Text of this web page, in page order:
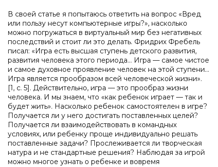
В своей статье я попытаюсь ответить на вопрос «Вред
или пользу несут компьютерные игры?», насколько
можно погружаться в виртуальный мир без негативных
последствий и стоит ли это делать. Фридрих Фребель
писал: «Игра есть высшая ступень детского развития,
развития человека этого периода… Игра — самое чистое
и самое духовное проявление человек на этой ступени…
Игра является прообразом всей человеческой жизни».
[1, c. 5]. Действительно, игра — это прообраз жизни
человека. И мы знаем, что «как ребенок играет — так и
будет жить». Насколько ребенок самостоятелен в игре?
Получается ли у него достигать поставленных целей?
Получается ли взаимодействовать в командных
условиях, или ребенку проще индивидуально решать
поставленные задачи? Прослеживается ли творческая
натура и не стандартные решения? Наблюдая за игрой
можно многое узнать о ребенке и вовремя